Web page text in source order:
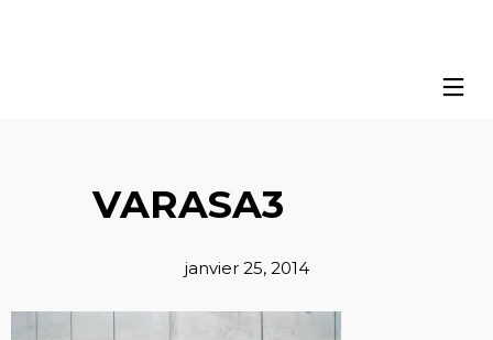
VARASA3
janvier 25, 2014